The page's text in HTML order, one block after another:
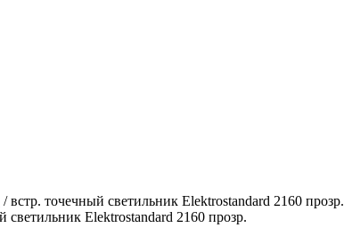
/ встр. точечный светильник Elektrostandard 2160 прозр.